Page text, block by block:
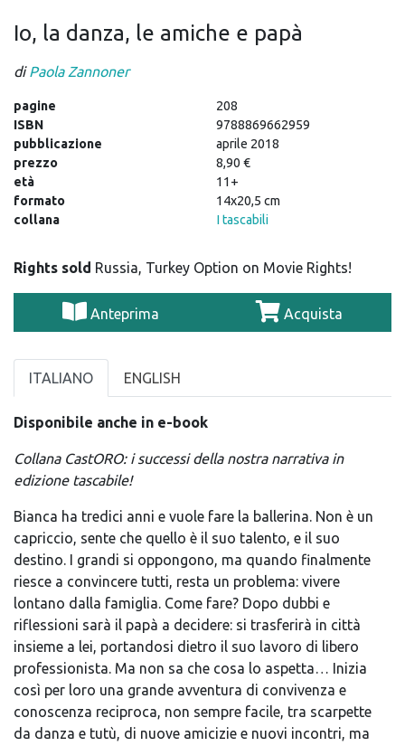
Io, la danza, le amiche e papà
diPaola Zannoner
pagine
208
ISBN
9788869662959
pubblicazione
aprile 2018
prezzo
8,90 €
età
11+
formato
14x20,5 cm
collana
I tascabili
Rights sold Russia, Turkey Option on Movie Rights!
Anteprima Acquista
ITALIANO ENGLISH
Disponibile anche in e-book
Collana CastORO: i successi della nostra narrativa in
edizione tascabile!
Bianca ha tredici anni e vuole fare la ballerina. Non è un
capriccio, sente che quello è il suo talento, e il suo
destino. I grandi si oppongono, ma quando finalmente
riesce a convincere tutti, resta un problema: vivere
lontano dalla famiglia. Come fare? Dopo dubbi e
riflessioni sarà il papà a decidere: si trasferirà in città
insieme a lei, portandosi dietro il suo lavoro di libero
professionista. Ma non sa che cosa lo aspetta… Inizia
così per loro una grande avventura di convivenza e
conoscenza reciproca, non sempre facile, tra scarpette
da danza e tutù, di nuove amicizie e nuovi incontri, ma